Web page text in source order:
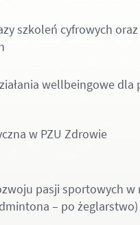
szkoleń cyfrowych
wellbeingowe
w PZU Zdrowie
pasji sportowych w
– po żeglarstwo)